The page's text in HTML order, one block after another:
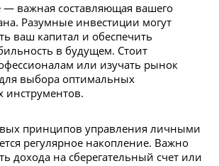
— важная составляющая вашего
Разумные инвестиции могут
ваш капитал и обеспечить
в будущем. Стоит
или изучать рынок
выбора оптимальных
инструментов.
принципов управления личными
регулярное накопление. Важно
дохода на сберегательный счет или